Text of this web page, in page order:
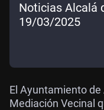
Noticias Alcalá
19/03/2025
El Ayuntamiento
Mediación Vecinal